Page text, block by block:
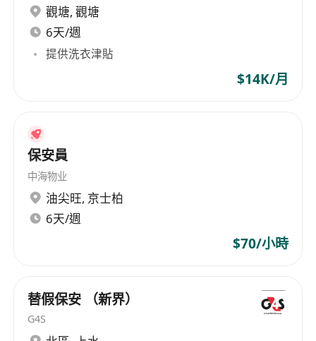
觀塘, 觀塘
6天/週
提供洗衣津貼
$14K/月
保安員
中海物业
油尖旺, 京士柏
6天/週
$70/小時
替假保安 （新界）
G4S